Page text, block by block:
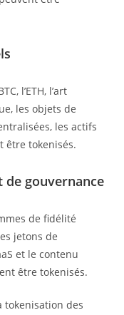
l’ETH, l’art
les objets de
les actifs
être tokenisés.
de gouvernance
de fidélité
jetons de
et le contenu
être tokenisés.
tokenisation des